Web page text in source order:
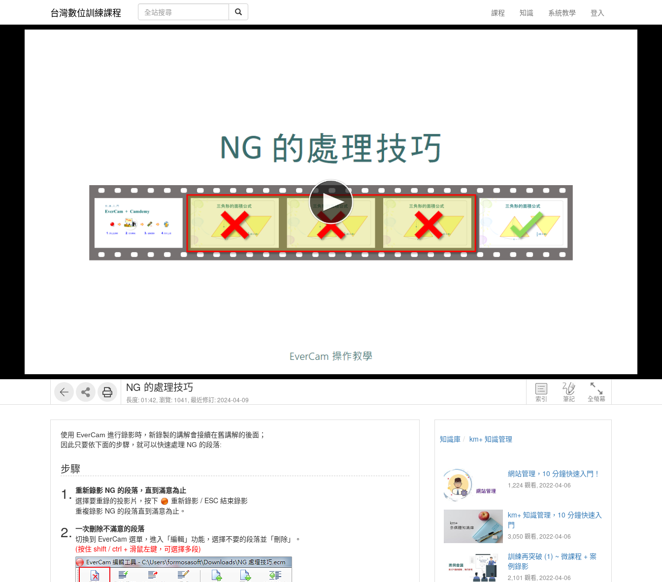
台灣數位訓練課程 課程 知識 系統教學 登入
索引 筆記 全螢幕
NG 的處理技巧
長度: 01:42, 瀏覽: 1041, 最近修訂: 2024-04-09
使用 EverCam 進行錄影時，新錄製的講解會接續在舊講解的後面；
因此只要依下面的步驟， 就可以快速處理 NG 的段落:
步驟
1. 重新錄影 NG 的段落，直到滿意為止
選擇要重錄的投影片，按下
重新錄影 / ESC 結束錄影
重複錄影 NG 的段落直到滿意為止。
2. 一次刪除不滿意的段落
切換到 EverCam 選單，進入「編輯」功能，選擇不要的段落並「刪除」。
(按住 shift / ctrl + 滑鼠左鍵，可選擇多段)
知識庫 km+ 知識管理
網站管理，10 分鐘快速入門！
1,224 觀看, 2022-04-06
km+ 知識管理，10 分鐘快速入
門
3,050 觀看, 2022-04-06
訓練再突破 (1) ~ 微課程 + 案
例錄影
2,101 觀看, 2022-04-06